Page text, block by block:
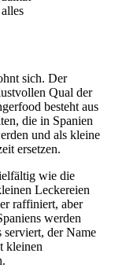
sich. Der
Qual der
besteht aus
die in Spanien
und als kleine
ersetzen.
wie die
Leckereien
raffiniert, aber
werden
serviert, der Name
kleinen